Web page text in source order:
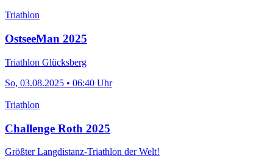
Triathlon
OstseeMan 2025
Triathlon Glücksberg
So, 03.08.2025 • 06:40 Uhr
Triathlon
Challenge Roth 2025
Größter Langdistanz-Triathlon der Welt!